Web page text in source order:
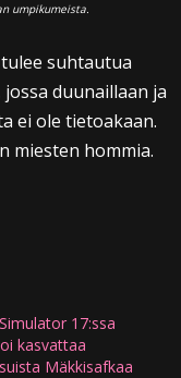
umpikumeista.
suhtautua
duunaillaan ja
ei ole tietoakaan.
miesten hommia.
17:ssa
kasvattaa
Mäkkisafkaa